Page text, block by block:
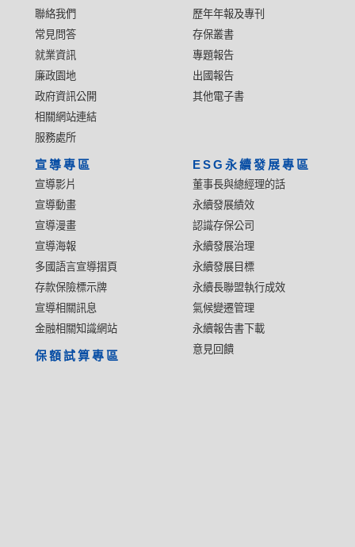
聯絡我們
常見問答
就業資訊
廉政園地
政府資訊公開
相關網站連結
服務處所
歷年年報及專刊
存保叢書
專題報告
出國報告
其他電子書
宣導專區
宣導影片
宣導動畫
宣導漫畫
宣導海報
多國語言宣導摺頁
存款保險標示牌
宣導相關訊息
金融相關知識網站
ESG永續發展專區
董事長與總經理的話
永續發展績效
認識存保公司
永續發展治理
永續發展目標
永續長聯盟執行成效
氣候變遷管理
永續報告書下載
意見回饋
保額試算專區